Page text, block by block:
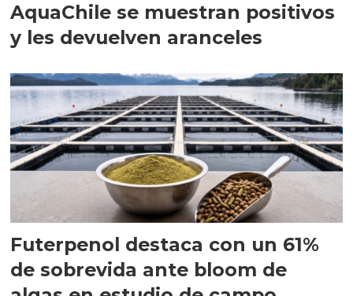
AquaChile se muestran positivos
y les devuelven aranceles
Futerpenol destaca con un 61%
de sobrevida ante bloom de